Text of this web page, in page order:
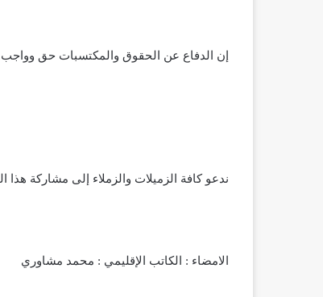
إن الدفاع عن الحقوق والمكتسبات حق وواجب
ندعو كافة الزميلات والزملاء إلى مشاركة
الامضاء : الكاتب الإقليمي : محمد مشاوري